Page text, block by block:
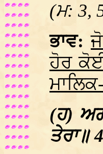
(ਮ: 3,
ਭਾਵ:
ਹੋਰ ਕੋਈ
(ਹ)
ਤੇਰਾ॥